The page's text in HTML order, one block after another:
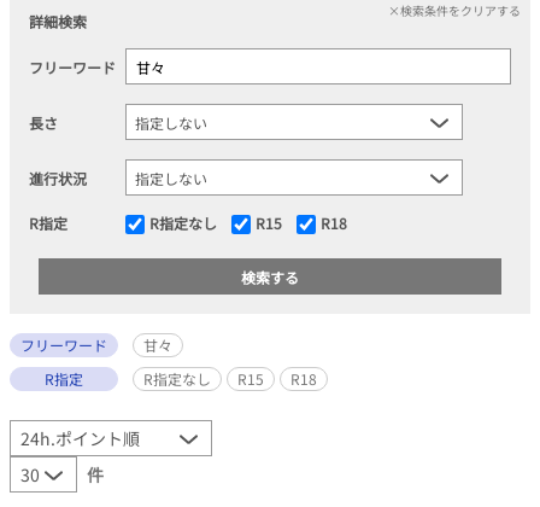
詳細検索
×検索条件をクリアする
フリーワード
長さ
進行状況
R指定 R指定なし R15 R18
フリーワード
甘々
R指定
R指定なし R15 R18
件